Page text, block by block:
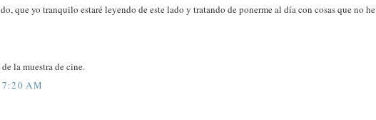
que yo tranquilo estaré leyendo de este lado y tratando de ponerme al día con cosas que no he
la muestra de cine.
AM